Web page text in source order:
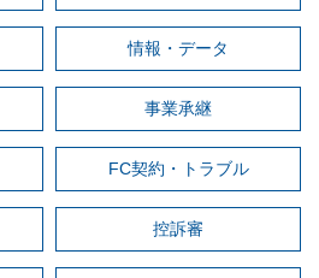
情報・データ
事業承継
FC契約・トラブル
控訴審